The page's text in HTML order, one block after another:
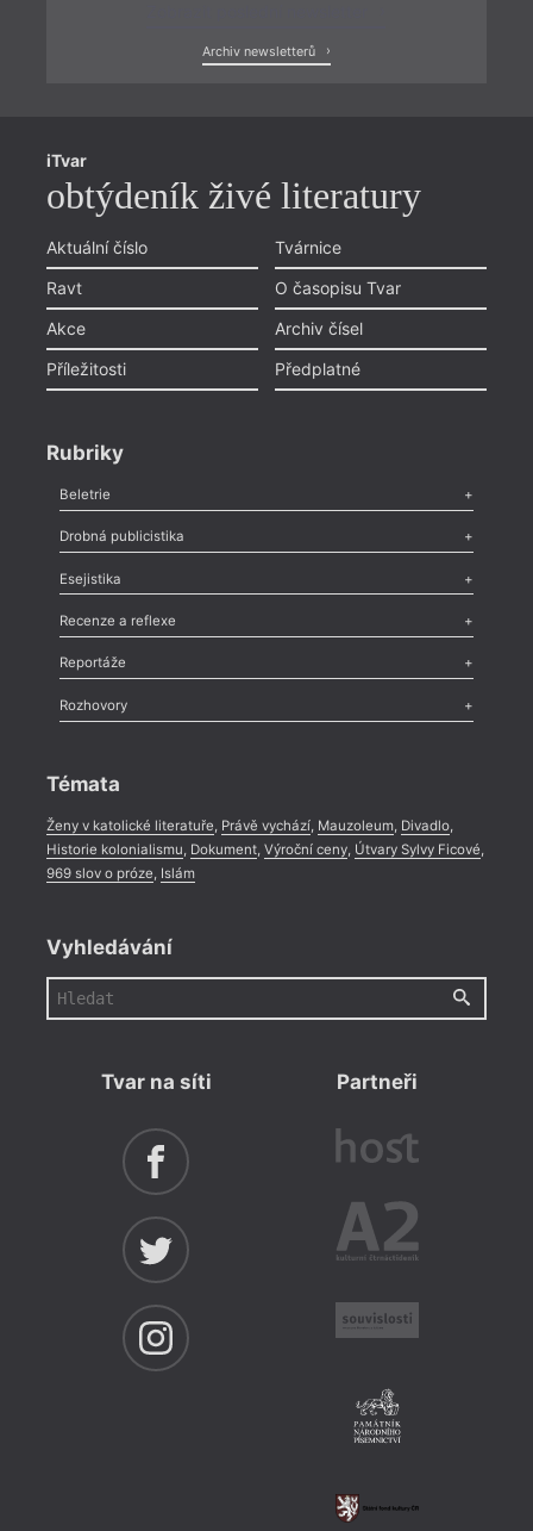
Archiv newsletterů
iTvar
obtýdeník živé literatury
Aktuální číslo
Ravt
Akce
Příležitosti
Tvárnice
O časopisu Tvar
Archiv čísel
Předplatné
Rubriky
Beletrie
Poezie,Próza,Dokumenty
Drobná publicistika
Odlesk
Nekrolog,Glosa,Sloupek,Pozvánka,Literární soutěž,
Esejistika
Esej , Pádlo,Úvaha
Recenze a reflexe
Recenze
Méně slov o próze,Celá rubrika
Reportáže
Literární zítřky
Celá rubrika
Rozhovory
Témata
Ženy v katolické literatuře Právě vychází, Mauzoleum, Divadlo,
Historie kolonialismu Dokument, Výroční ceny, Útvary Sylvy Ficové
969 slov o próze Islám
Vyhledávání
Tvar na síti Partneři